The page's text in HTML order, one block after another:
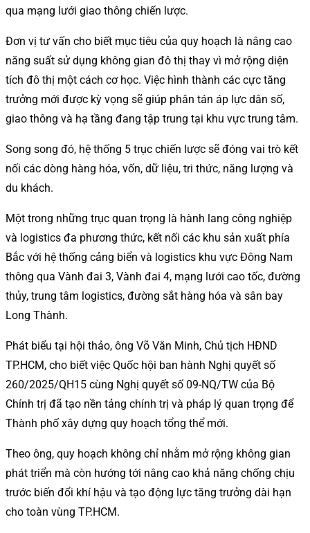
qua mạng lưới giao thông chiến lược.
Đơn vị tư vấn cho biết mục tiêu của quy hoạch là nâng cao
năng suất sử dụng không gian đô thị thay vì mở rộng diện
tích đô thị một cách cơ học. Việc hình thành các cực tăng
trưởng mới được kỳ vọng sẽ giúp phân tán áp lực dân số,
giao thông và hạ tầng đang tập trung tại khu vực trung tâm.
Song song đó, hệ thống 5 trục chiến lược sẽ đóng vai trò kết
nối các dòng hàng hóa, vốn, dữ liệu, tri thức, năng lượng và
du khách.
Một trong những trục quan trọng là hành lang công nghiệp
và logistics đa phương thức, kết nối các khu sản xuất phía
Bắc với hệ thống cảng biển và logistics khu vực Đông Nam
thông qua Vành đai 3, Vành đai 4, mạng lưới cao tốc, đường
thủy, trung tâm logistics, đường sắt hàng hóa và sân bay
Long Thành.
Phát biểu tại hội thảo, ông Võ Văn Minh, Chủ tịch HĐND
TP.HCM, cho biết việc Quốc hội ban hành Nghị quyết số
260/2025/QH15 cùng Nghị quyết số 09-NQ/TW của Bộ
Chính trị đã tạo nền tảng chính trị và pháp lý quan trọng để
Thành phố xây dựng quy hoạch tổng thể mới.
Theo ông, quy hoạch không chỉ nhằm mở rộng không gian
phát triển mà còn hướng tới nâng cao khả năng chống chịu
trước biến đổi khí hậu và tạo động lực tăng trưởng dài hạn
cho toàn vùng TP.HCM.